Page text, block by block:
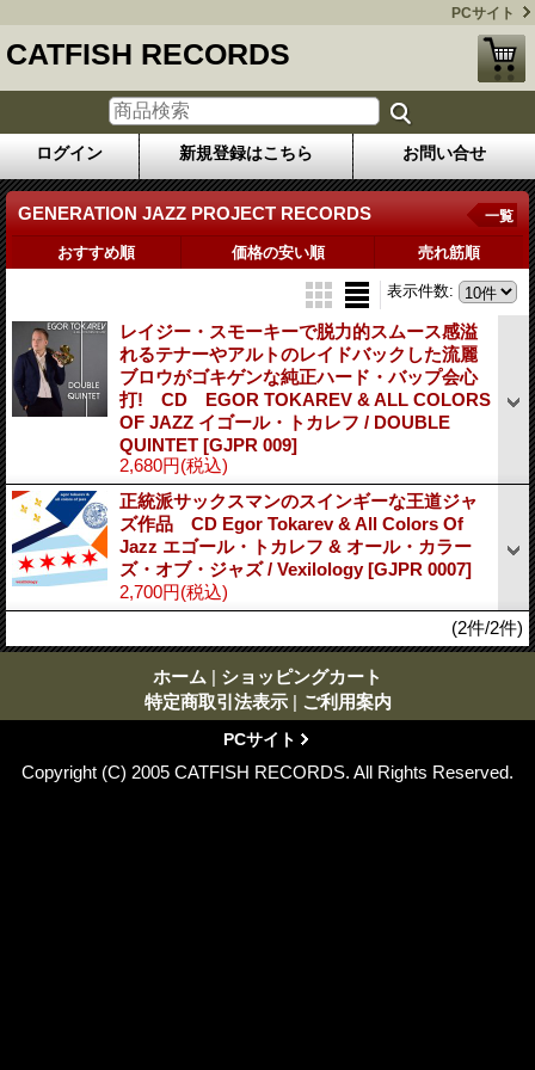
PCサイト
CATFISH RECORDS
ログイン 新規登録はこちら お問い合せ
GENERATION JAZZ PROJECT RECORDS 一覧
おすすめ順 価格の安い順 売れ筋順
表示件数:
レイジー・スモーキーで脱力的スムース感溢
れるテナーやアルトのレイドバックした流麗
ブロウがゴキゲンな純正ハード・バップ会心
打! CD EGOR TOKAREV & ALL COLORS
OF JAZZ イゴール・トカレフ / DOUBLE
QUINTET [GJPR 009]
2,680円(税込)
正統派サックスマンのスインギーな王道ジャ
ズ作品 CD Egor Tokarev & All Colors Of
Jazz エゴール・トカレフ & オール・カラー
ズ・オブ・ジャズ / Vexilology[GJPR 0007]
2,700円(税込)
(2件/2件)
ホーム | ショッピングカート
特定商取引法表示 | ご利用案内
PCサイト
Copyright (C) 2005 CATFISH RECORDS. All Rights Reserved.